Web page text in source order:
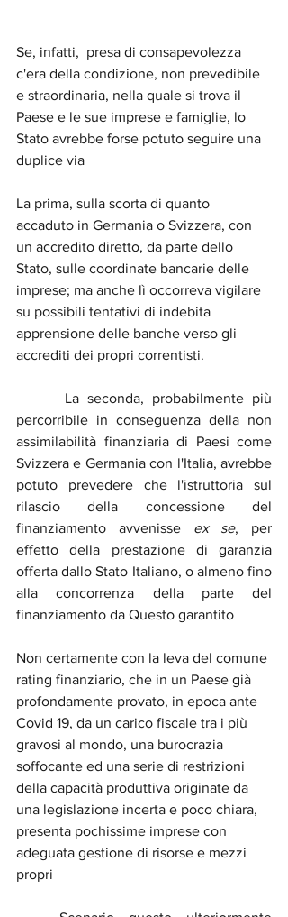
Se, infatti,  presa di consapevolezza
c'era della condizione, non prevedibile
e straordinaria, nella quale si trova il
Paese e le sue imprese e famiglie, lo
Stato avrebbe forse potuto seguire una
duplice via
La prima, sulla scorta di quanto
accaduto in Germania o Svizzera, con
un accredito diretto, da parte dello
Stato, sulle coordinate bancarie delle
imprese; ma anche lì occorreva vigilare
su possibili tentativi di indebita
apprensione delle banche verso gli
accrediti dei propri correntisti.
percorribile in conseguenza della non
assimilabilità finanziaria di Paesi come
Svizzera e Germania con l'Italia, avrebbe
potuto prevedere che l'istruttoria sul
rilascio della concessione del
finanziamento avvenisse ex se, per
effetto della prestazione di garanzia
offerta dallo Stato Italiano, o almeno fino
alla concorrenza della parte del
finanziamento da Questo garantito
Non certamente con la leva del comune
rating finanziario, che in un Paese già
profondamente provato, in epoca ante
Covid 19, da un carico fiscale tra i più
gravosi al mondo, una burocrazia
soffocante ed una serie di restrizioni
della capacità produttiva originate da
una legislazione incerta e poco chiara,
presenta pochissime imprese con
adeguata gestione di risorse e mezzi
propri